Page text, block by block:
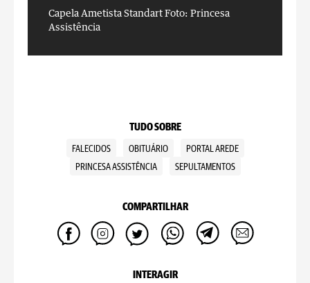
Capela Ametista Standart Foto: Princesa
Assistência
TUDO SOBRE
FALECIDOS OBITUÁRIO
PORTAL AREDE
PRINCESA ASSISTÊNCIA
SEPULTAMENTOS
COMPARTILHAR
INTERAGIR